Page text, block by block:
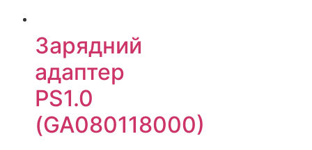
Зарядний
адаптер
PS1.0
(GA080118000)